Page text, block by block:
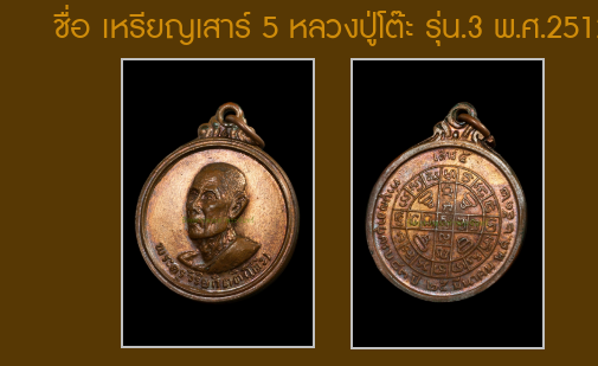
ชื่อ เหรียญเสาร์ 5 หลวงปู่โต๊ะ รุ่น.3 พ.ศ